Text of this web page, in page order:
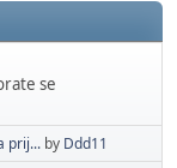
se
prij... by Ddd11